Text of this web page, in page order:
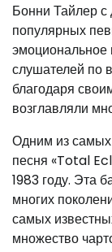
Бонни Тайлер с
популярных
эмоциональное
слушателей по
благодаря
возглавляли
Одним из
песня «Total
1983 году. Эта
многих
самых
множество